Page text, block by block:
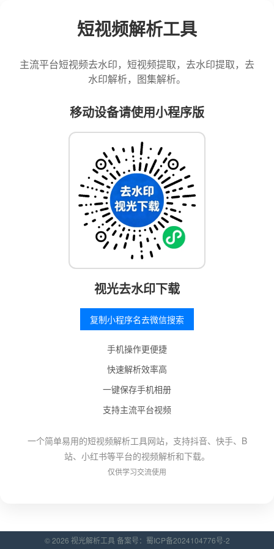
短视频解析工具
主流平台短视频去水印，短视频提取，去水印提取，去
水印解析，图集解析。
移动设备请使用小程序版
视光去水印下载
复制小程序名去微信搜索
手机操作更便捷
快速解析效率高
一键保存手机相册
支持主流平台视频
一个简单易用的短视频解析工具网站，支持抖音、快手、B
站、小红书等平台的视频解析和下载。
仅供学习交流使用
© 2026 视光解析工具 备案号： 蜀ICP备2024104776号-2